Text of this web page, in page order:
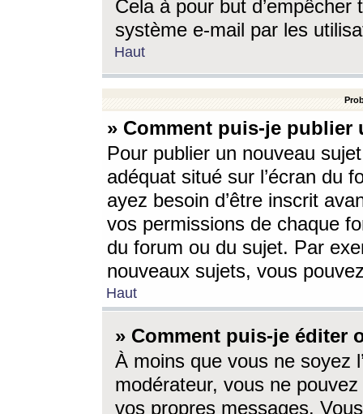
Cela à pour but
système e-mail par les
Haut
» Comment puis-je
Pour publier un nouveau
adéquat situé sur l’écran du
ayez besoin d’être inscrit
vos permissions de chaque
du forum ou du sujet. Par
nouveaux sujets, vous
Haut
» Comment puis-je éditer
À moins que vous ne soyez
modérateur, vous ne
vos propres messages.